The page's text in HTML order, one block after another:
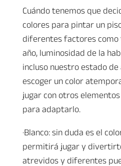
Cuándo tenemos que
colores para pintar un
diferentes factores como
año, luminosidad de la
incluso nuestro estado de
escoger un color
jugar con otros
para adaptarlo.
·Blanco: sin duda es el
permitirá jugar y
atrevidos y diferentes